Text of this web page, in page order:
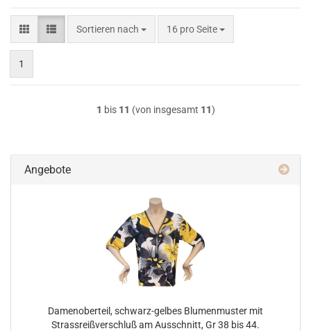
Sortieren nach
Sortieren nach 16 pro Seite
pro Seite
1
1 bis 11 (von insgesamt 11)
Angebote
Damenoberteil, schwarz-gelbes Blumenmuster mit
Strassreißverschluß am Ausschnitt, Gr 38 bis 44.